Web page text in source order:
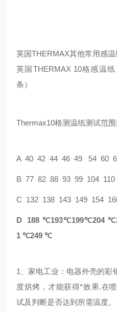
英国THERMAX其他常用感温
英国THERMAX 10格感温
条）
Thermax10格测温纸测试范围
A 40 42 44 46 49 54 60
B 77 82 88 93 99 104 110
C 132 138 143 149 154
D 188 ℃193℃199℃204 ℃
1 ℃249 ℃
1
、家电工业：电器外壳的
度烘烤，才能获得*效果.在
试及判断是否达到所需温度。